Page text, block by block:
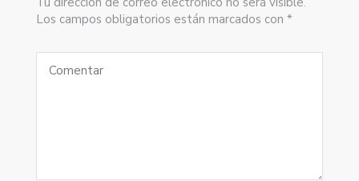
Los campos obligatorios están marcados con *